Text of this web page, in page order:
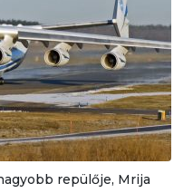
repülője, Mrija